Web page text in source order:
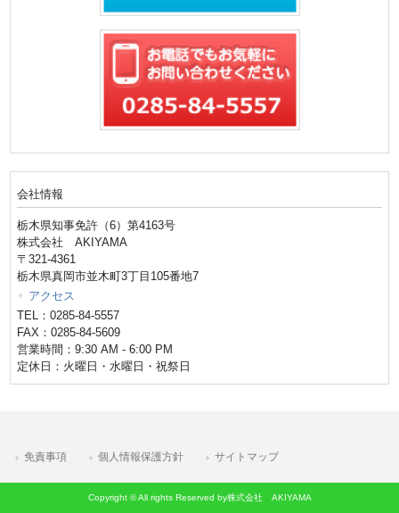
会社情報
栃木県知事免許（6）第4163号
株式会社 AKIYAMA
〒321-4361
栃木県真岡市並木町3丁目105番地7
アクセス
TEL：0285-84-5557
FAX：0285-84-5609
営業時間：9:30 AM - 6:00 PM
定休日：火曜日・水曜日・祝祭日
免責事項 個人情報保護方針 サイトマップ
Copyright © All rights Reserved by株式会社 AKIYAMA